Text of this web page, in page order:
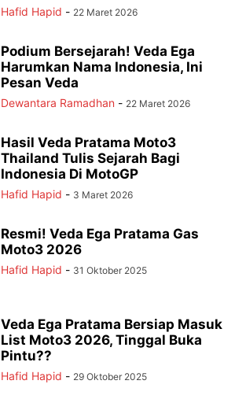
Hafid Hapid - 22 Maret 2026
Podium Bersejarah! Veda Ega
Harumkan Nama Indonesia, Ini
Pesan Veda
Dewantara Ramadhan - 22 Maret 2026
Hasil Veda Pratama Moto3
Thailand Tulis Sejarah Bagi
Indonesia Di MotoGP
Hafid Hapid - 3 Maret 2026
Resmi! Veda Ega Pratama Gas
Moto3 2026
Hafid Hapid - 31 Oktober 2025
Veda Ega Pratama Bersiap Masuk
List Moto3 2026, Tinggal Buka
Pintu??
Hafid Hapid - 29 Oktober 2025